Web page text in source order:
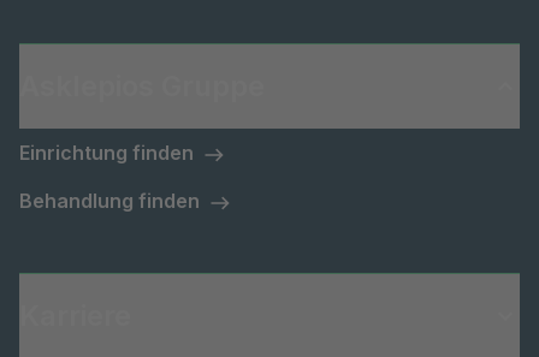
Einrichtung finden
Behandlung finden